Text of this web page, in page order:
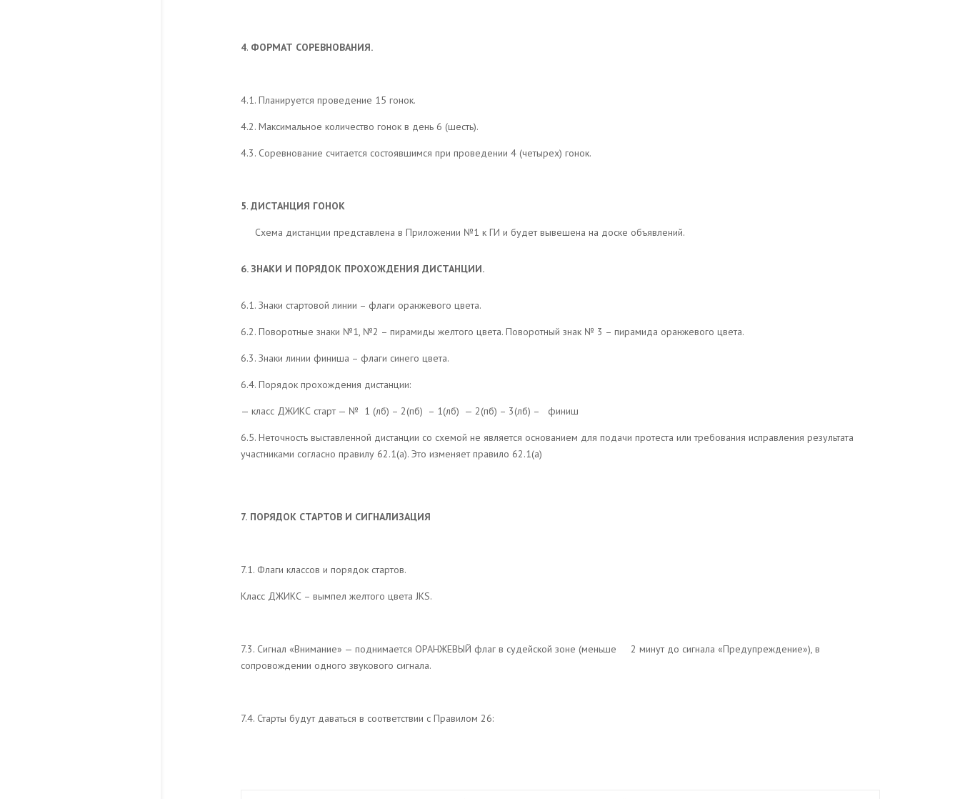
4. ФОРМАТ СОРЕВНОВАНИЯ.
4.1. Планируется проведение 15 гонок.
4.2. Максимальное количество гонок в день 6 (шесть).
4.3. Соревнование считается состоявшимся при проведении 4 (четырех) гонок.
5. ДИСТАНЦИЯ ГОНОК
Схема дистанции представлена в Приложении №1 к ГИ и будет вывешена на доске объявлений.
6. ЗНАКИ И ПОРЯДОК ПРОХОЖДЕНИЯ ДИСТАНЦИИ.
6.1. Знаки стартовой линии – флаги оранжевого цвета.
6.2. Поворотные знаки №1, №2 – пирамиды желтого цвета. Поворотный знак № 3 – пирамида оранжевого цвета.
6.3. Знаки линии финиша – флаги синего цвета.
6.4. Порядок прохождения дистанции:
— класс ДЖИКС старт — № 1 (лб) – 2(пб) – 1(лб) — 2(пб) – 3(лб) – финиш
6.5. Неточность выставленной дистанции со схемой не является основанием для подачи протеста или требования исправления результата
участниками согласно правилу 62.1(а). Это изменяет правило 62.1(а)
7. ПОРЯДОК СТАРТОВ И СИГНАЛИЗАЦИЯ
7.1. Флаги классов и порядок стартов.
Класс ДЖИКС – вымпел желтого цвета JKS.
7.3. Сигнал «Внимание» — поднимается ОРАНЖЕВЫЙ флаг в судейской зоне (меньше
2 минут до сигнала «Предупреждение»), в
сопровождении одного звукового сигнала.
7.4. Старты будут даваться в соответствии с Правилом 26: